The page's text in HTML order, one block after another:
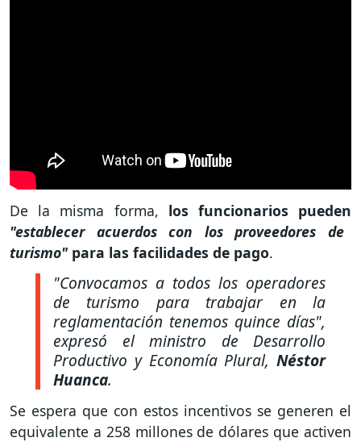
De la misma forma, los funcionarios pueden
"establecer acuerdos con los proveedores de
turismo" para las facilidades de pago.
"Convocamos a todos los operadores
de turismo para trabajar en la
reglamentación tenemos quince días",
expresó el ministro de Desarrollo
Productivo y Economía Plural, Néstor
Huanca.
Se espera que con estos incentivos se generen el
equivalente a 258 millones de dólares que activen